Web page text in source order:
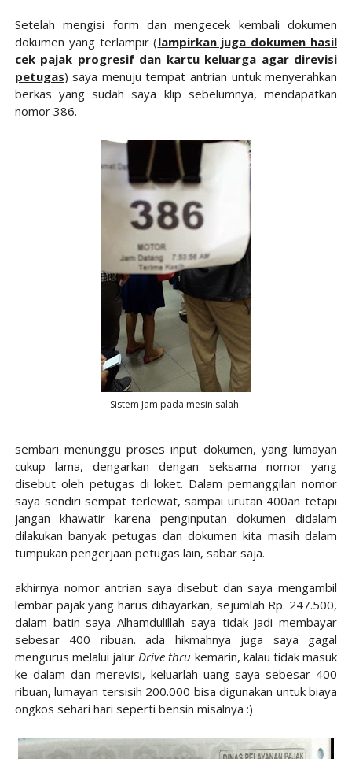
Setelah mengisi form dan mengecek kembali dokumen
dokumen yang terlampir (lampirkan juga dokumen hasil
cek pajak progresif dan kartu keluarga agar direvisi
petugas) saya menuju tempat antrian untuk menyerahkan
berkas yang sudah saya klip sebelumnya, mendapatkan
nomor 386.
Sistem Jam pada mesin salah.
sembari menunggu proses input dokumen, yang lumayan
cukup lama, dengarkan dengan seksama nomor yang
disebut oleh petugas di loket. Dalam pemanggilan nomor
saya sendiri sempat terlewat, sampai urutan 400an tetapi
jangan khawatir karena penginputan dokumen didalam
dilakukan banyak petugas dan dokumen kita masih dalam
tumpukan pengerjaan petugas lain, sabar saja.
akhirnya nomor antrian saya disebut dan saya mengambil
lembar pajak yang harus dibayarkan, sejumlah Rp. 247.500,
dalam batin saya Alhamdulillah saya tidak jadi membayar
sebesar 400 ribuan. ada hikmahnya juga saya gagal
mengurus melalui jalur Drive thru kemarin, kalau tidak masuk
ke dalam dan merevisi, keluarlah uang saya sebesar 400
ribuan, lumayan tersisih 200.000 bisa digunakan untuk biaya
ongkos sehari hari seperti bensin misalnya :)